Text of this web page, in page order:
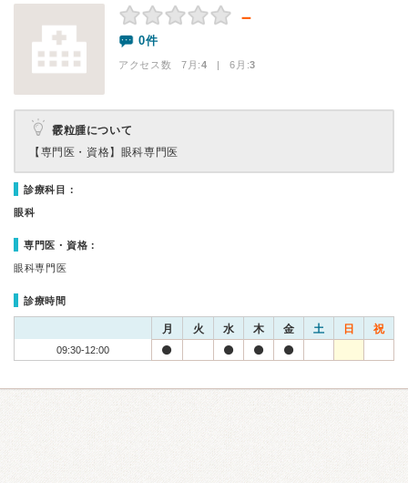
－
0件
アクセス数 7月:4 | 6月:3
霰粒腫について
【専門医・資格】 眼科専門医
診療科目：
眼科
専門医・資格：
眼科専門医
診療時間
月 火 水 木 金 土 日 祝
09:30-12:00